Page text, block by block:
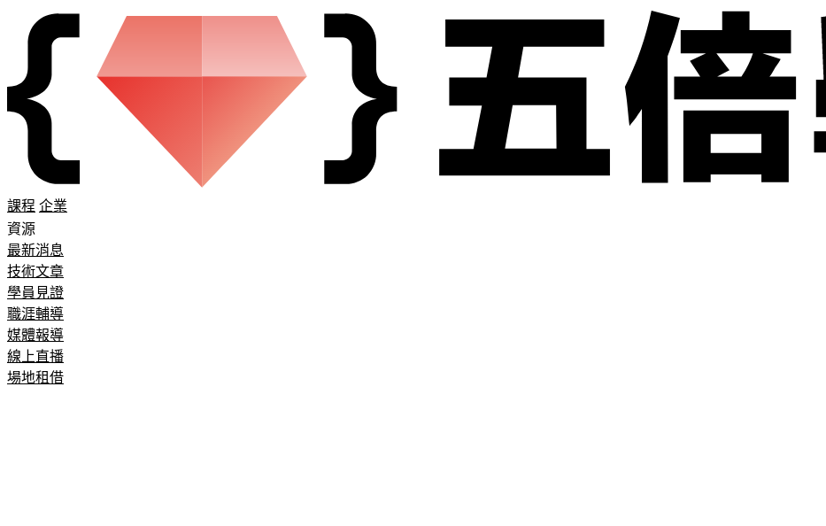
課程 企業
資源
最新消息
技術文章
學員見證
職涯輔導
媒體報導
線上直播
場地租借